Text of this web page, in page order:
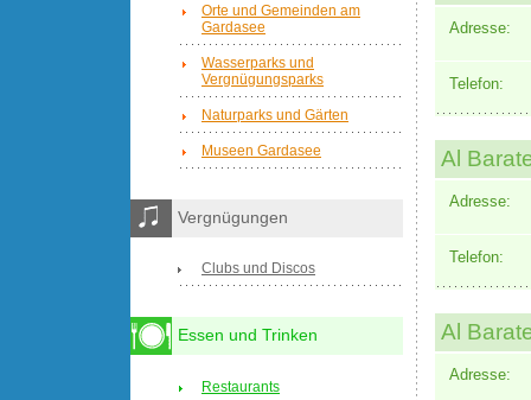
Adresse:
Telefon:
Al
Adresse:
Telefon:
Al
Adresse:
Orte und Gemeinden am
Gardasee
Wasserparks und
Vergnügungsparks
Naturparks und Gärten
Museen Gardasee
Vergnügungen
Clubs und Discos
Essen und Trinken
Restaurants